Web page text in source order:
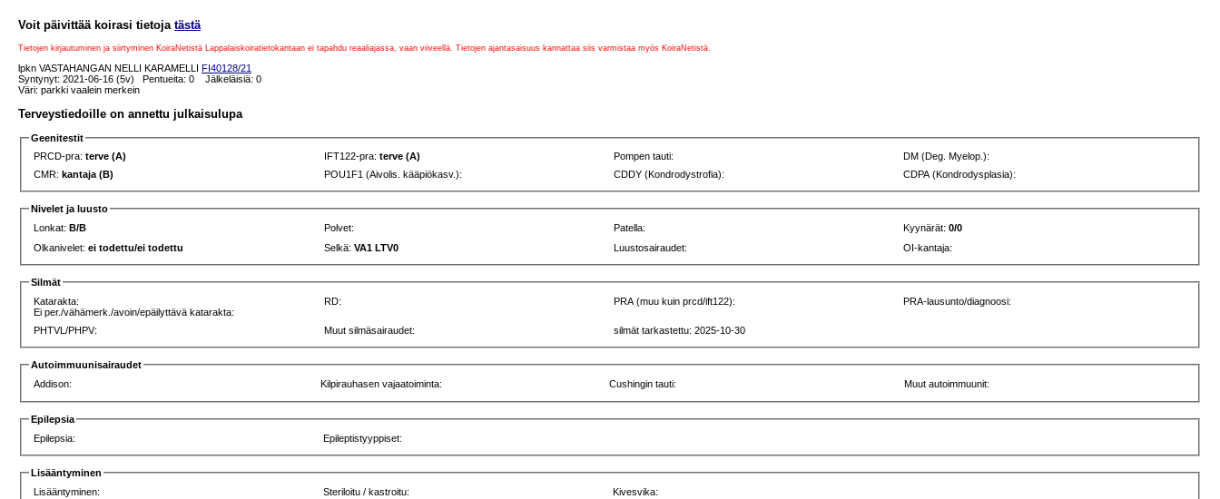
Voit päivittää koirasi tietoja tästä
Tietojen kirjautuminen ja siirtyminen KoiraNetistä Lappalaiskoiratietokantaan ei tapahdu reaaliajassa, vaan viiveellä. Tietojen ajantasaisuus kannattaa siis varmistaa myös KoiraNetistä.
lpkn VASTAHANGAN NELLI KARAMELLI FI40128/21
Syntynyt: 2021-06-16 (5v) Pentueita: 0 Jälkeläisiä: 0
Väri: parkki vaalein merkein
Terveystiedoille on annettu julkaisulupa
Geenitestit
PRCD-pra:terve (A) IFT122-pra:terve (A) Pompen tauti:
DM (Deg. Myelop.):
CMR: kantaja (B) POU1F1 (Aivolis. kääpiökasv.): CDDY (Kondrodystrofia): CDPA (Kondrodysplasia):
Nivelet ja luusto
Lonkat:B/B Polvet: Patella: Kyynärät:0/0
Olkanivelet:ei todettu/ei todettu Selkä:VA1 LTV0 Luustosairaudet: OI-kantaja:
Silmät
Katarakta:
Ei per./vähämerk./avoin/epäilyttävä katarakta:
RD: PRA (muu kuin prcd/ift122): PRA-lausunto/diagnoosi:
PHTVL/PHPV: Muut silmäsairaudet: silmät tarkastettu: 2025-10-30
Autoimmuunisairaudet
Addison:
Kilpirauhasen vajaatoiminta: Cushingin tauti: Muut autoimmuunit:
Epilepsia
Epilepsia:
Epileptistyyppiset:
Lisääntyminen
Lisääntyminen:
Steriloitu / kastroitu: Kivesvika: